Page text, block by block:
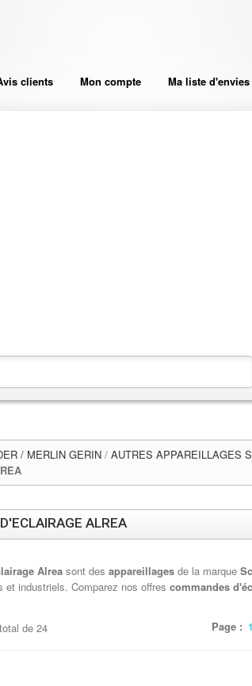
clients Mon compte Ma liste d'envies
/ MERLIN GERIN / AUTRES APPAREILLAGES
ALREA
Alrea sont des appareillages de la marque
et industriels. Comparez nos offres commandes
de 24 Page : 1